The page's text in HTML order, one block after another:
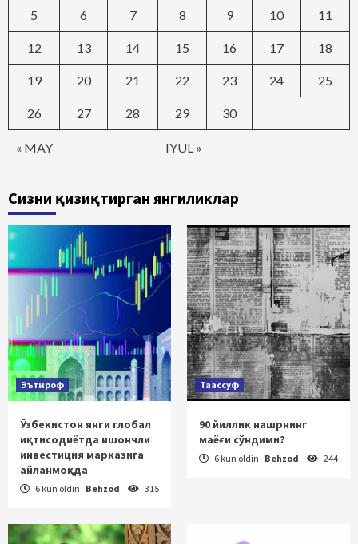
« MAY IYUL »
5 6 7 8 9 10 11
12 13 14 15 16 17 18
19 20 21 22 23 24 25
26 27 28 29 30
Сизни қизиқтирган янгиликлар
Эътироф
Ўзбекистон янги глобал
иқтисодиётда ишончли
инвестиция марказига
айланмоқда
6 kun oldin Behzod 315
Таассуф
90 йиллик нашрнинг
маёғи сўндими?
6 kun oldin Behzod 244